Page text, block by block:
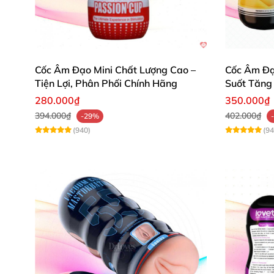
Thời gian sạc: 150 phút.
Thời gian sử dụng: hơn 60 phút.
Dụng lượng pin: 1500mAh.
Độ ồn: 60dB.
Xuất Xứ: Hồng Kong.
Cấu tạovà chức năng của Cốc thủ
Cốc thủ dâm cầm tay cao cấp dành cho nam
tốt nhất khi sử dụng . Trong đó, phần máy
Cốc Âm Đạo Mini Chất Lượng Cao –
Tiện Lợi, Phân Phối Chính Hãng
280.000₫
394.000₫
-29%
(940)
Cốc Âm
Suốt
350.000₫
402.000₫